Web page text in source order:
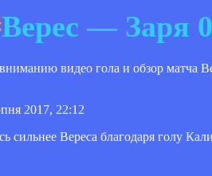
Верес — Заря
видео гола и обзор матча
2017, 22:12
сильнее Вереса благодаря голу